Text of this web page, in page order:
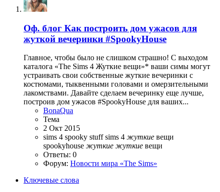
Оф. блог Как построить дом ужасов для
жуткой вечеринки #SpookyHouse
Главное, чтобы было не слишком страшно! С выходом
каталога «The Sims 4 Жуткие вещи»* ваши симы могут
устраивать свои собственные жуткие вечеринки с
костюмами, тыквенными головами и омерзительными
лакомствами. Давайте сделаем вечеринку еще лучше,
построив дом ужасов #SpookyHouse для ваших...
BonaQua
Тема
2 Окт 2015
sims 4 spooky stuffsims 4 жуткие вещи
spookyhouse жуткие жуткие вещи
Ответы: 0
Форум: Новости мира «The Sims»
Ключевые слова